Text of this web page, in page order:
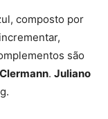
composto por
são
. Juliano